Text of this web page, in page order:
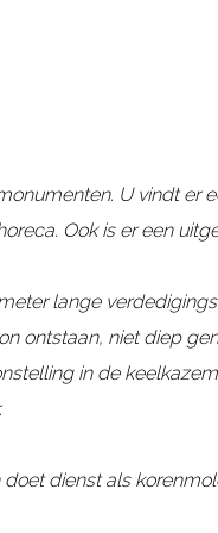
U vindt er
Ook is er een
lange
ontstaan, niet diep
in de
dienst als